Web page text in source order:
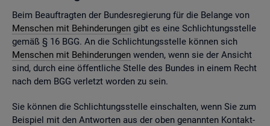
Beim Be­auf­trag­ten der Bun­des­re­gie­rung für die Be­lan­ge von
Men­schen mit Be­hin­de­run­gen gibt es eine Schlich­tungs­stel­le
gemäß § 16 BGG. An die Schlich­tungs­stel­le kön­nen sich
Men­schen mit Be­hin­de­run­gen wen­den, wenn sie der An­sicht
sind, durch eine öf­fent­li­che Stel­le des Bun­des in einem Recht
nach dem BGG ver­letzt wor­den zu sein.
Sie kön­nen die Schlich­tungs­stel­le ein­schal­ten, wenn Sie zum
Bei­spiel mit den Ant­wor­ten aus der oben ge­nann­ten Kon­takt­